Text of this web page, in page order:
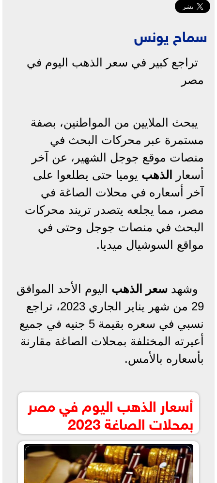
سماح يونس
تراجع كبير في سعر الذهب اليوم في
مصر
يبحث الملايين من المواطنين، بصفة
مستمرة عبر محركات البحث في
منصات موقع جوجل الشهير، عن آخر
أسعار
الذهب يوميا حتى يطلعوا على
آخر أسعاره في محلات الصاغة في
مصر، مما يجلعه يتصدر تريند محركات
البحث في منصات جوجل وحتى في
مواقع السوشيال ميديا.
وشهد سعر الذهب اليوم الأحد الموافق
29 من شهر يناير الجاري 2023، تراجع
نسبي في سعره بقيمة 5 جنيه في جميع
أعيرته المختلفة بمحلات الصاغة مقارنة
بأسعاره بالأمس.
أسعار الذهب اليوم في مصر
بمحلات الصاغة 2023